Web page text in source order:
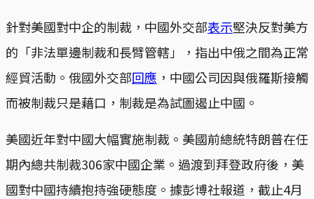
針對美國對中企的制裁，中國外交部表示堅決反對美方
的「非法單邊制裁和長臂管轄」，指出中俄之間為正常
經貿活動。俄國外交部回應 ，中國公司因與俄羅斯接觸
而被制裁只是藉口，制裁是為試圖遏止中國。
美國近年對中國大幅實施制裁。美國前總統特朗普在任
期內總共制裁306家中國企業。過渡到拜登政府後，美
國對中國持續抱持強硬態度。據彭博社報道，截止4月